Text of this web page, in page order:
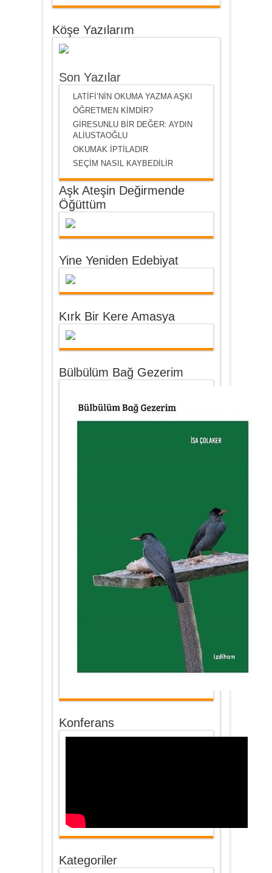
Köşe Yazılarım
Son Yazılar
LATİFİ’NİN OKUMA YAZMA AŞKI
ÖĞRETMEN KİMDİR?
GİRESUNLU BİR DEĞER: AYDIN
ALİUSTAOĞLU
OKUMAK İPTİLADIR
SEÇİM NASIL KAYBEDİLİR
Aşk Ateşin Değirmende
Öğüttüm
Yine Yeniden Edebiyat
Kırk Bir Kere Amasya
Bülbülüm Bağ Gezerim
Konferans
Kategoriler